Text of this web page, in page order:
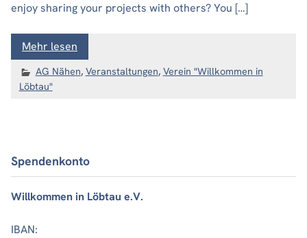
enjoy sharing your projects with others? You […]
Mehr lesen
AG Nähen, Veranstaltungen, Verein "Willkommen in
Löbtau"
Spendenkonto
Willkommen in Löbtau e.V.
IBAN: